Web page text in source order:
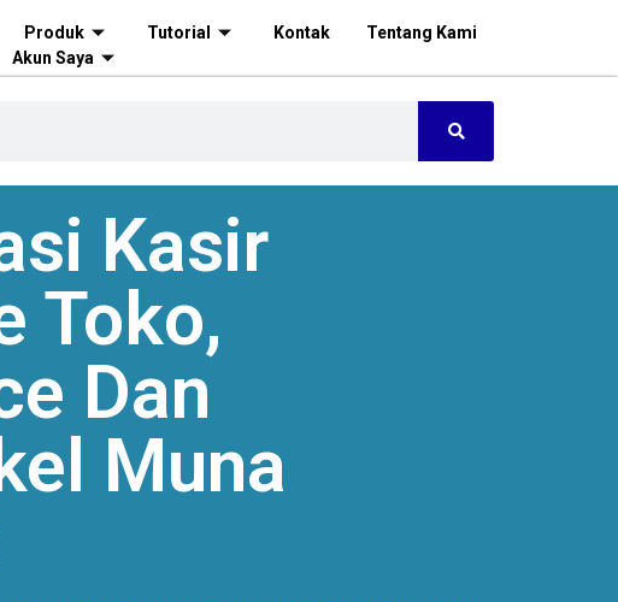
Produk Tutorial Kontak
Tentang Kami
Akun Saya
Kasir
Toko,
Dan
Muna